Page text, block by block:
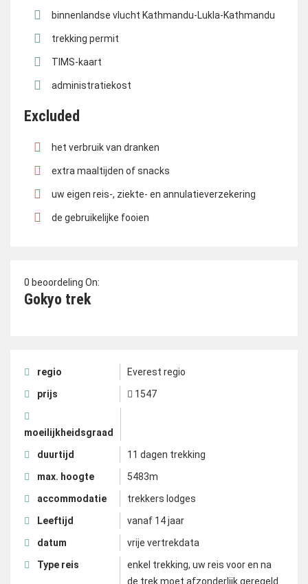
regio
Everest regio
prijs
1547
moeilijkheidsgraad
duurtijd
11 dagen trekking
max. hoogte
5483m
accommodatie
trekkers lodges
Leeftijd
vanaf 14 jaar
datum
vrije vertrekdata
Type reis
enkel trekking, uw reis voor en na
de trek moet afzonderlijk geregeld
binnenlandse vlucht Kathmandu-Lukla-Kathmandu
trekking permit
TIMS-kaart
administratiekost
Excluded
het verbruik van dranken
extra maaltijden of snacks
uw eigen reis-, ziekte- en annulatieverzekering
de gebruikelijke fooien
0 beoordeling On:
Gokyo trek